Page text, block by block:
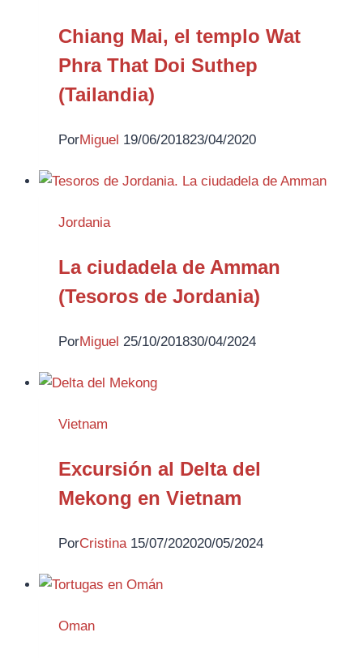
Chiang Mai, el templo Wat
Phra That Doi Suthep
(Tailandia)
PorMiguel 19/06/201823/04/2020
Jordania
La ciudadela de Amman
(Tesoros de Jordania)
PorMiguel 25/10/201830/04/2024
Vietnam
Excursión al Delta del
Mekong en Vietnam
PorCristina 15/07/202020/05/2024
Oman